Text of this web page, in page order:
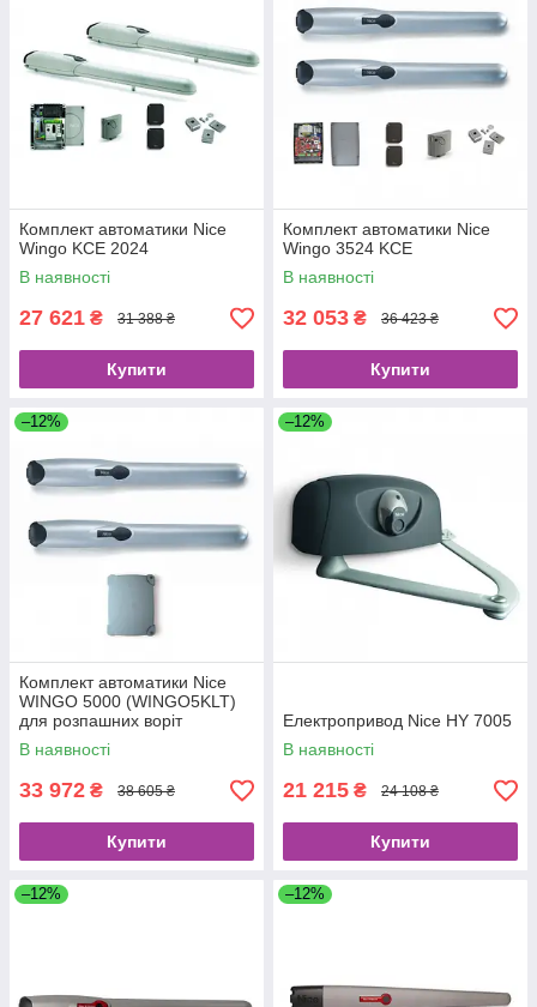
Комплект автоматики Nice
Wingo KCE 2024
В наявності
27 621 ₴ 31 388 ₴
Купити
Комплект автоматики Nice
Wingo 3524 KCE
В наявності
32 053 ₴ 36 423 ₴
Купити
–12%
Комплект автоматики Nice
WINGO 5000 (WINGO5KLT)
для розпашних воріт
В наявності
33 972 ₴ 38 605 ₴
Купити
–12%
Електропривод Nice HY 7005
В наявності
21 215 ₴ 24 108 ₴
Купити
–12% –12%